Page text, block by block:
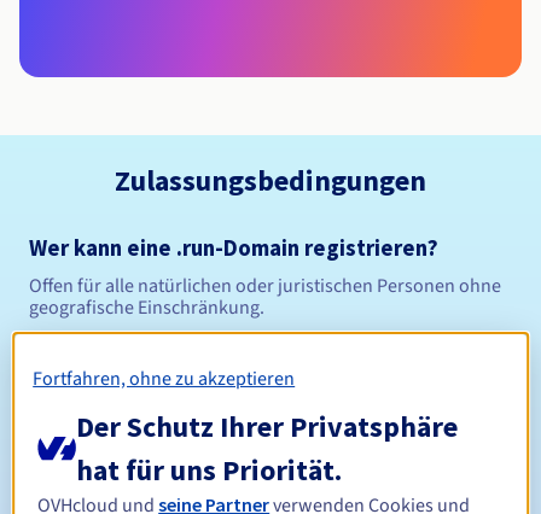
Zulassungsbedingungen
Wer kann eine .run-Domain registrieren?
Offen für alle natürlichen oder juristischen Personen ohne
geografische Einschränkung.
Registrierungszeitraum Zwischen 1 und 10 Jahren
Fortfahren, ohne zu akzeptieren
Der Schutz Ihrer Privatsphäre
hat für uns Priorität.
OVHcloud undseine Partnerverwenden Cookies und